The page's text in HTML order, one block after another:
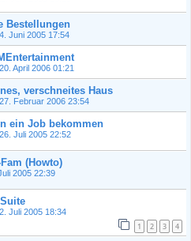
Bestellungen
4. Juni 2005 17:54
20. April 2006 01:21
verschneites Haus
27. Februar 2006 23:54
ein Job bekommen
26. Juli 2005 22:52
(Howto)
2005 22:39
2. Juli 2005 18:34
1 2 3 4